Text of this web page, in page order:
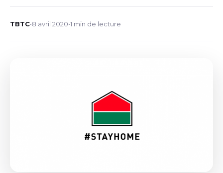
TBTC•8 avril 2020•1 min de lecture